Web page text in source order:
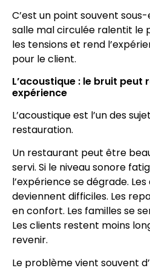
C’est un point souvent
salle mal circulée ralentit le
les tensions et rend
pour le client.
L’acoustique : le bruit peut
expérience
L’acoustique est l’un des
restauration.
Un restaurant peut être
servi. Si le niveau sonore
l’expérience se dégrade.
deviennent difficiles. Les
en confort. Les familles se
Les clients restent moins
revenir.
Le problème vient souvent